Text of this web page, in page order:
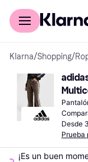
Comprar con Klarna
Klarna/Shopping/
Desde
Prueba
¡Es un buen